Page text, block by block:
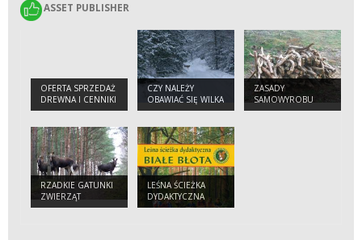
ASSET PUBLISHER
ASSET PUBLISHER
OFERTA SPRZEDAŻ
DREWNA I CENNIKI
CZY NALEŻY
OBAWIAĆ SIĘ WILKA
W LESIE ?
ZASADY
SAMOWYROBU
DREWNA
RZADKIE GATUNKI
ZWIERZĄT
CZĘSTSZE POD
LEŚNA ŚCIEŻKA
DYDAKTYCZNA
BIAŁE BŁOTA